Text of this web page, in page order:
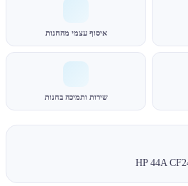
איסוף עצמי מהחנות
שירות ותמיכה בחנות